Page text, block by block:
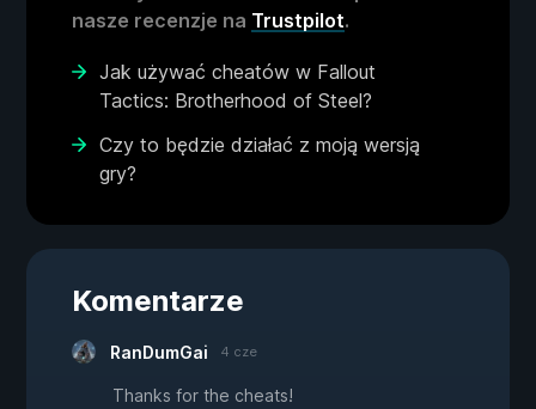
nasze recenzje na Trustpilot.
Jak używać cheatów w Fallout
Tactics: Brotherhood of Steel?
Czy to będzie działać z moją wersją
gry?
Komentarze
RanDumGai 4 cze
Thanks for the cheats!